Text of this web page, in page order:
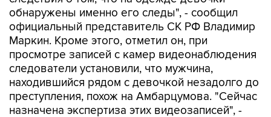
обнаружены именно его следы", - сообщил
официальный представитель СК РФ Владимир
Маркин. Кроме этого, отметил он, при
просмотре записей с камер видеонаблюдения
следователи установили, что мужчина,
находившийся рядом с девочкой незадолго до
преступления, похож на Амбарцумова. "Сейчас
назначена экспертиза этих видеозаписей", -